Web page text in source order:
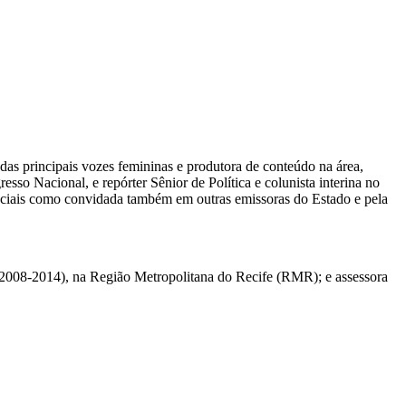
principais vozes femininas e produtora de conteúdo na área,
Nacional, e repórter Sênior de Política e colunista interina no
como convidada também em outras emissoras do Estado e pela
2014), na Região Metropolitana do Recife (RMR); e assessora